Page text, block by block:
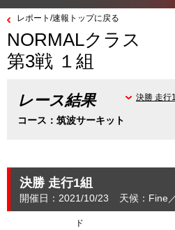
レポート/速報トップに戻る
NORMALクラス
第3戦 １組
レース結果
コース：筑波サーキット
決勝 走行
決勝 走行1組
開催日：2021/10/23 天候：Fine
ド